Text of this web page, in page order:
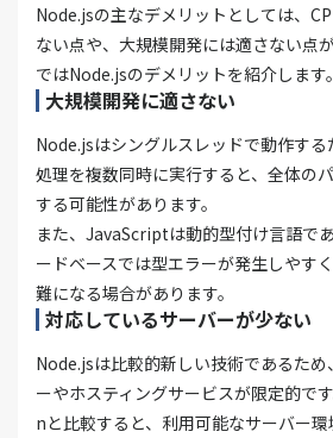
Node.jsの主なデメリットとしては、
ない点や、大規模開発には適さない点
ではNode.jsのデメリットを紹介します。
大規模開発に適さない
Node.jsはシングルスレッドで動作する
処理を複数同時に実行すると、全体の
する可能性があります。
また、JavaScriptは動的型付け言語で
ードベースでは型エラーが発生しやす
難になる場合があります。
対応しているサーバーが少ない
Node.jsは比較的新しい技術であるた
ーやホスティングサービスが限定的で
nと比較すると、利用可能なサーバー環